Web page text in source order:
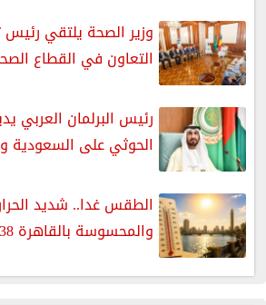
وزير الصحة يلتقي رئيس
التعاون في القطاع
رئيس البرلمان العربي
الحوثي على السعودية
الطقس غدا.. شديد
والمحسوسة بالقاهرة 38 درجة